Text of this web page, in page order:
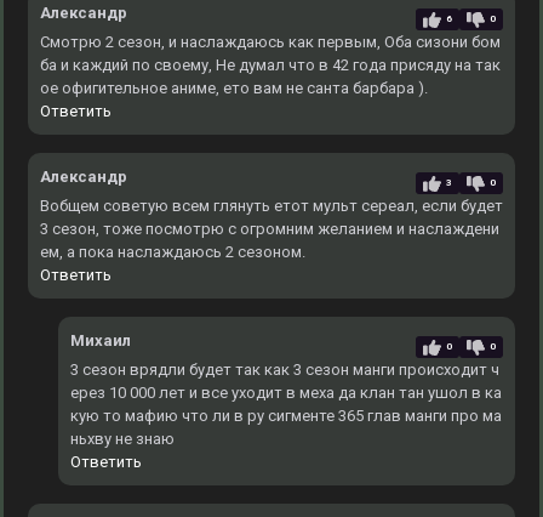
Александр 6 0
Смотрю 2 сезон, и наслаждаюсь как первым, Оба сизони бом
ба и каждий по своему, Не думал что в 42 года присяду на так
ое офигительное аниме, ето вам не санта барбара ).
Ответить
Александр 3 0
Вобщем советую всем глянуть етот мульт сереал, если будет
3 сезон, тоже посмотрю с огромним желанием и наслаждени
ем, а пока наслаждаюсь 2 сезоном.
Ответить
Михаил 0 0
3 сезон врядли будет так как 3 сезон манги происходит ч
ерез 10 000 лет и все уходит в меха да клан тан ушол в ка
кую то мафию что ли в ру сигменте 365 глав манги про ма
ньхву не знаю
Ответить